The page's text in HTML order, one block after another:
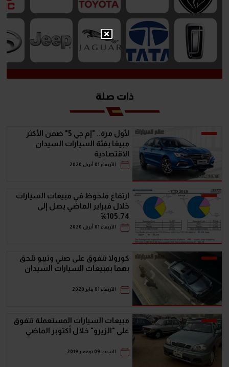
ذات صلة
لأول مرة.. "إم جي 5" ضمن الأكثر
مبيعًا بفئة السيارات السيدان
الاقتصادية
الأربعاء 01 أبريل 2020
ارتفاع ملحوظ في مبيعات السيارات
خلال فبراير الماضي يصل إلى
105.74%
الأربعاء 01 أبريل 2020
كورولا تتفوق على صني وتيبو تلحق
بهما بمبيعات السيارات السيدان
الأربعاء 01 يناير 2020
مبيعات السيارات المستعملة تتفوق
على "الزيرو" خلال أكتوبر الماضي
السبت 09 نوفمبر 2019